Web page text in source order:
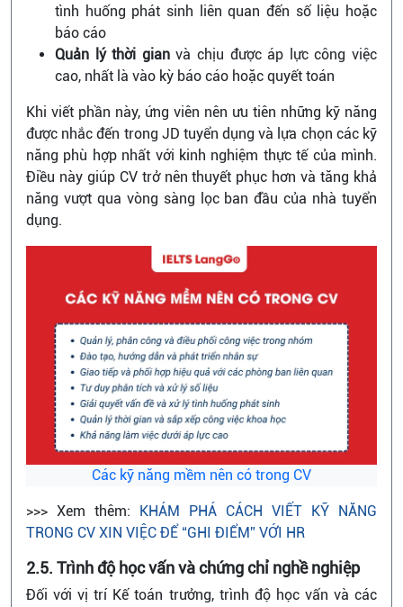
tình huống phát sinh liên quan đến số liệu hoặc
báo cáo
Quản lý thời gianvà chịu được áp lực công việc
cao, nhất là vào kỳ báo cáo hoặc quyết toán
Khi viết phần này, ứng viên nên ưu tiên những kỹ năng
được nhắc đến trong JD tuyển dụng và lựa chọn các kỹ
năng phù hợp nhất với kinh nghiệm thực tế của mình.
Điều này giúp CV trở nên thuyết phục hơn và tăng khả
năng vượt qua vòng sàng lọc ban đầu của nhà tuyển
dụng.
Các kỹ năng mềm nên có trong CV
>>> Xem thêm:
KHÁM PHÁ CÁCH VIẾT KỸ NĂNG
TRONG CV XIN VIỆC ĐỂ “GHI ĐIỂM” VỚI HR
2.5. Trình độ học vấn và chứng chỉ nghề nghiệp
Đối với vị trí Kế toán trưởng, trình độ học vấn và các